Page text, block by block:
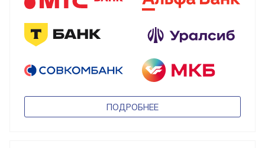
ПОДРОБНЕЕ